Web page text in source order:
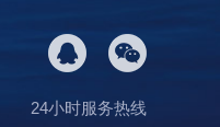
24小时服务热线